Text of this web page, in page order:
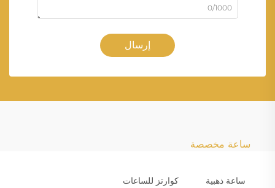
0/1000
إرسال
ساعة مخصصة
ساعة ذهبية كوارتز للساعات